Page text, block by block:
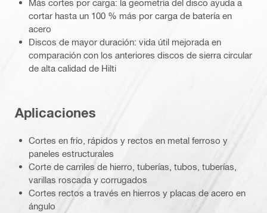
Más cortes por carga: la geometría del disco ayuda a
cortar hasta un 100 % más por carga de batería en
acero
Discos de mayor duración: vida útil mejorada en
comparación con los anteriores discos de sierra circular
de alta calidad de Hilti
Aplicaciones
Cortes en frío, rápidos y rectos en metal ferroso y
paneles estructurales
Corte de carriles de hierro, tuberías, tubos, tuberías,
varillas roscada y corrugados
Cortes rectos a través en hierros y placas de acero en
ángulo